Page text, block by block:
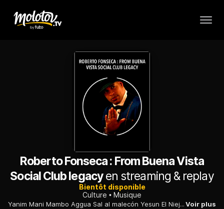
Roberto Fonseca : From Buena Vista
Social Club legacyen streaming & replay
Bientôt disponible
Culture
Musique
Yanim Mani Mambo Aggua Sal al malecón Yesun ⁠El Niejo ⁠Mambo pa la NiñaVoir plus